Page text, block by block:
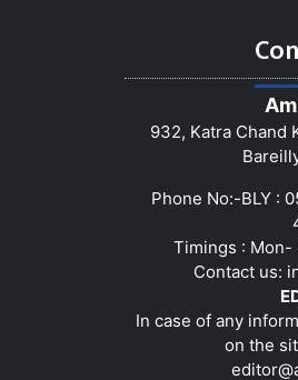
932, Katra Chand
Phone No:-BLY :
Timings : Mon-
Contact us:
In case of any
on the